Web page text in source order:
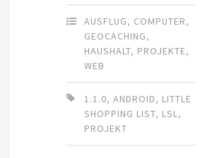
AUSFLUG, COMPUTER,
GEOCACHING,
HAUSHALT, PROJEKTE,
WEB
1.1.0,ANDROID, LITTLE
SHOPPING LIST, LSL,
PROJEKT